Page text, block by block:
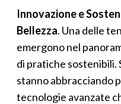
Innovazione e
Bellezza. Una delle
emergono nel
di pratiche sostenibili.
stanno abbracciando
tecnologie avanzate